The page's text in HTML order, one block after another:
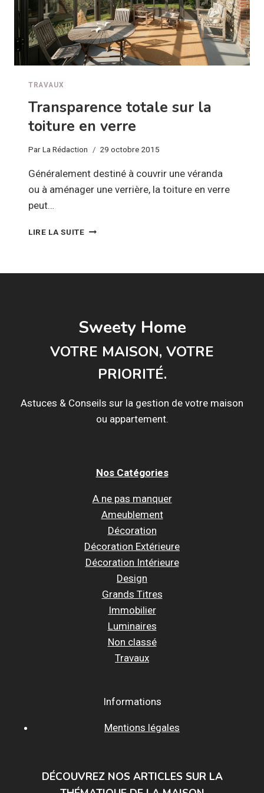
TRAVAUX
Transparence totale sur la
toiture en verre
ParLa Rédaction 29 octobre 2015
Généralement destiné à couvrir une véranda
ou à aménager une verrière, la toiture en verre
peut…
LIRE LA SUITETRANSPARENCE
Sweety Home
VOTRE MAISON, VOTRE
PRIORITÉ.
Astuces & Conseils sur la gestion de votre maison
ou appartement.
Nos Catégories
A ne pas manquer
Ameublement
Décoration
Décoration Extérieure
Décoration Intérieure
Design
Grands Titres
Immobilier
Luminaires
Non classé
Travaux
Informations
Mentions légales
DÉCOUVREZ NOS ARTICLES SUR LA